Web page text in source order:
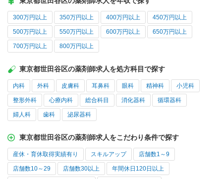
300万円以上 350万円以上 400万円以上 450万円以上
500万円以上 550万円以上 600万円以上 650万円以上
700万円以上 800万円以上
東京都世田谷区の薬剤師求人を処方科目で探す
内科 外科 皮膚科 耳鼻科 眼科 精神科 小児科
整形外科 心療内科 総合科目 消化器科 循環器科
婦人科 歯科 泌尿器科
東京都世田谷区の薬剤師求人をこだわり条件で探す
産休・育休取得実績有り スキルアップ 店舗数1～9
店舗数10～29 店舗数30以上 年間休日120日以上